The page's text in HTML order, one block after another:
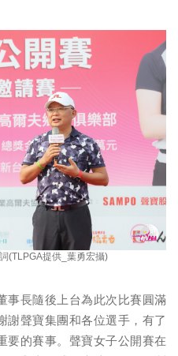
(TLPGA提供_葉勇宏攝)
事長隨後上台為此次比賽圓滿
謝聲寶集團和各位選手，有了
要的賽事。聲寶女子公開賽在